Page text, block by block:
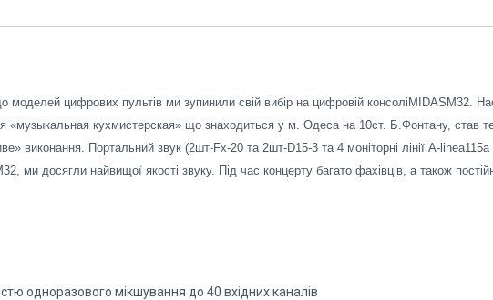
моделей цифрових пультів ми зупинили свій вибір на цифровій консоліMIDASM32.
«музыкальная кухмистерская» що знаходиться у м. Одеса на 10ст. Б.Фонтану, став
виконання. Портальний звук (2шт-Fx-20 та 2шт-D15-3 та 4 моніторні лінії A-
ми досягли найвищої якості звуку. Під час концерту багато фахівців, а також
одноразового мікшування до 40 вхідних каналів